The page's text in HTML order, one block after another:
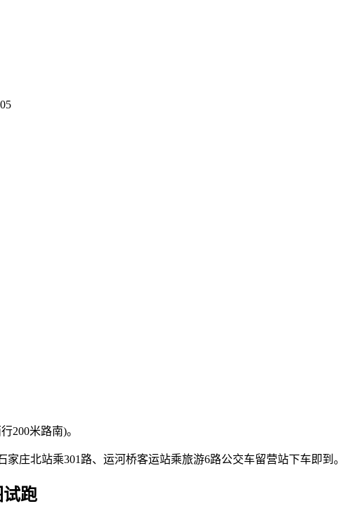
200米路南)。
庄北站乘301路、运河桥客运站乘旅游6路公交车留营站下车即到。
跑